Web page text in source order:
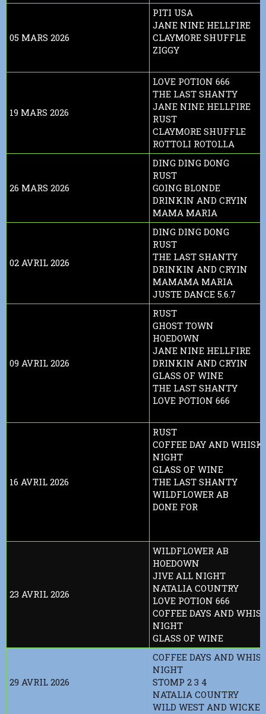
05 MARS 2026
PITI USA
JANE NINE HELLFIRE
CLAYMORE SHUFFLE
ZIGGY
19 MARS 2026
LOVE POTION 666
THE LAST SHANTY
JANE NINE HELLFIRE
RUST
CLAYMORE SHUFFLE
ROTTOLI ROTOLLA
26 MARS 2026
DING DING DONG
RUST
GOING BLONDE
DRINKIN AND CRYIN
MAMA MARIA
02 AVRIL 2026
DING DING DONG
RUST
THE LAST SHANTY
DRINKIN AND CRYIN
MAMAMA MARIA
JUSTE DANCE 5.6.7
09 AVRIL 2026
RUST
GHOST TOWN
HOEDOWN
JANE NINE HELLFIRE
DRINKIN AND CRYIN
GLASS OF WINE
THE LAST SHANTY
LOVE POTION 666
16 AVRIL 2026
RUST
COFFEE DAY AND
NIGHT
GLASS OF WINE
THE LAST SHANTY
WILDFLOWER AB
DONE FOR
23 AVRIL 2026
WILDFLOWER AB
HOEDOWN
JIVE ALL NIGHT
NATALIA COUNTRY
LOVE POTION 666
COFFEE DAYS AND
NIGHT
GLASS OF WINE
29 AVRIL 2026
COFFEE DAYS AND
NIGHT
STOMP 2 3 4
NATALIA COUNTRY
WILD WEST AND WICKED